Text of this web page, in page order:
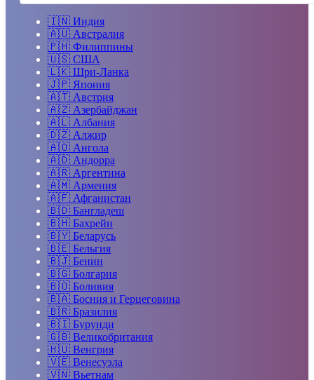
🇮🇳 Индия
🇦🇺 Австралия
🇵🇭 Филиппины
🇺🇸 США
🇱🇰 Шри-Ланка
🇯🇵 Япония
🇦🇹 Австрия
🇦🇿 Азербайджан
🇦🇱 Албания
🇩🇿 Алжир
🇦🇴 Ангола
🇦🇩 Андорра
🇦🇷 Аргентина
🇦🇲 Армения
🇦🇫 Афганистан
🇧🇩 Бангладеш
🇧🇭 Бахрейн
🇧🇾 Беларусь
🇧🇪 Бельгия
🇧🇯 Бенин
🇧🇬 Болгария
🇧🇴 Боливия
🇧🇦 Босния и Герцеговина
🇧🇷 Бразилия
🇧🇮 Бурунди
🇬🇧 Великобритания
🇭🇺 Венгрия
🇻🇪 Венесуэла
🇻🇳 Вьетнам